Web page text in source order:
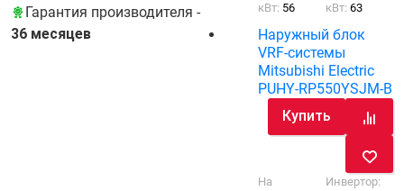
Гарантия производителя -
36 месяцев
кВт: 56
кВт:63
Наружный блок
VRF-системы
Mitsubishi Electric
PUHY-RP550YSJM-B
Купить
На
Инвертор: